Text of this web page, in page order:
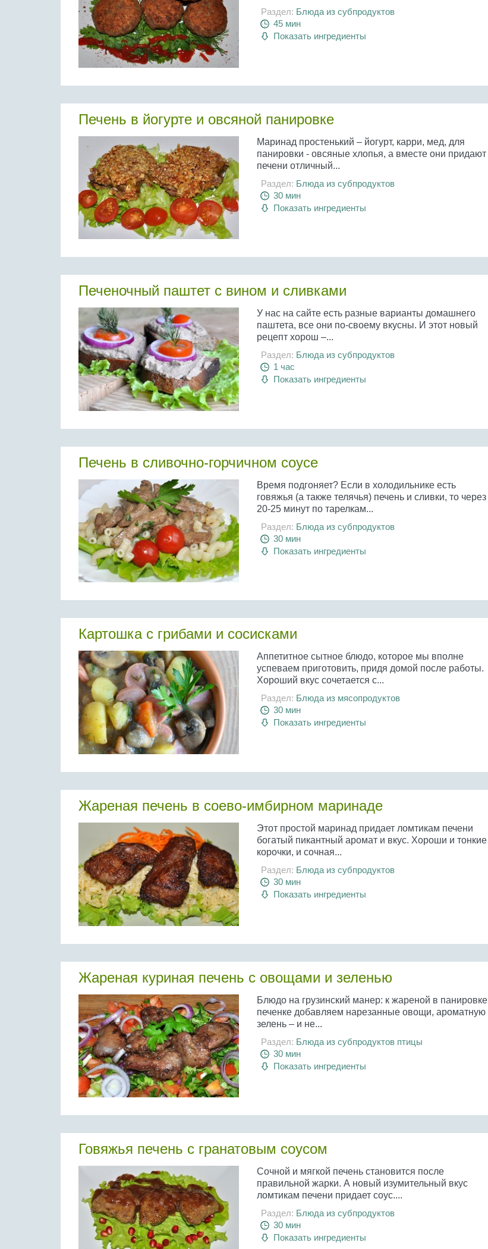
Раздел: Блюда из субпродуктов
45 мин
Показать ингредиенты
Печень в йогурте и овсяной панировке
Маринад простенький – йогурт, карри, мед, для
панировки - овсяные хлопья, а вместе они придают
печени отличный...
Раздел: Блюда из субпродуктов
30 мин
Показать ингредиенты
Печеночный паштет с вином и сливками
У нас на сайте есть разные варианты домашнего
паштета, все они по-своему вкусны. И этот новый
рецепт хорош –...
Раздел: Блюда из субпродуктов
1 час
Показать ингредиенты
Печень в сливочно-горчичном соусе
Время подгоняет? Если в холодильнике есть
говяжья (а также телячья) печень и сливки, то через
20-25 минут по тарелкам...
Раздел: Блюда из субпродуктов
30 мин
Показать ингредиенты
Картошка с грибами и сосисками
Аппетитное сытное блюдо, которое мы вполне
успеваем приготовить, придя домой после работы.
Хороший вкус сочетается с...
Раздел: Блюда из мясопродуктов
30 мин
Показать ингредиенты
Жареная печень в соево-имбирном маринаде
Этот простой маринад придает ломтикам печени
богатый пикантный аромат и вкус. Хороши и тонкие
корочки, и сочная...
Раздел: Блюда из субпродуктов
30 мин
Показать ингредиенты
Жареная куриная печень с овощами и зеленью
Блюдо на грузинский манер: к жареной в панировке
печенке добавляем нарезанные овощи, ароматную
зелень – и не...
Раздел: Блюда из субпродуктов птицы
30 мин
Показать ингредиенты
Говяжья печень с гранатовым соусом
Сочной и мягкой печень становится после
правильной жарки. А новый изумительный вкус
ломтикам печени придает соус....
Раздел: Блюда из субпродуктов
30 мин
Показать ингредиенты